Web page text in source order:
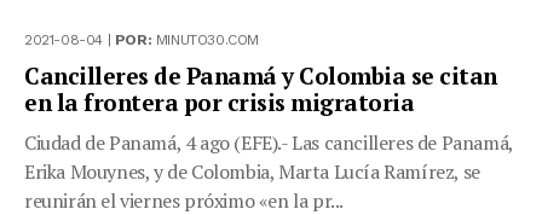
2021-08-04 | POR: MINUTO30.COM
Cancilleres de Panamá y Colombia se citan
en la frontera por crisis migratoria
Ciudad de Panamá, 4 ago (EFE).- Las cancilleres de Panamá,
Erika Mouynes, y de Colombia, Marta Lucía Ramírez, se
reunirán el viernes próximo «en la pr...